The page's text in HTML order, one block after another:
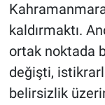
kaldırmaktı.
ortak noktada
değişti,
belirsizlik